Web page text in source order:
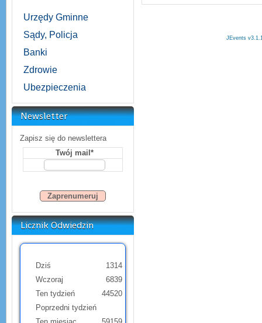
Urzędy Gminne
Sądy, Policja
Banki
Zdrowie
Ubezpieczenia
Newsletter
Zapisz się do newslettera
Twój mail*
Licznik Odwiedzin
Dziś
Wczoraj
Ten tydzień
Poprzedni tydzień
1314
6839
44520
JEvents